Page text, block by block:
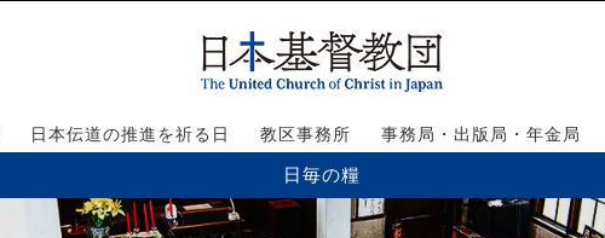
日本伝道の推進を祈る日 教区事務所 事務局・出版局・年金局
日毎の糧